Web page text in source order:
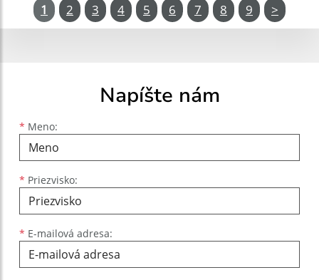
1 2 3 4 5 6 7 8 9 >
Napíšte nám
* Meno:
Meno
* Priezvisko:
Priezvisko
* E-mailová adresa:
E-mailová adresa